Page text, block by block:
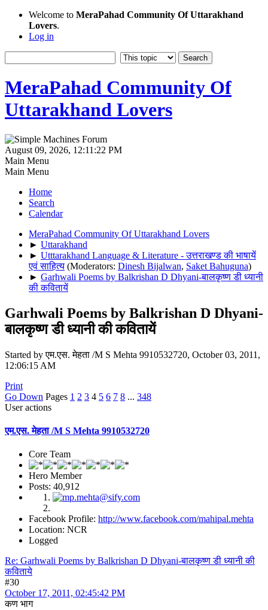
Welcome to MeraPahad Community Of Uttarakhand
Lovers.
Log in
MeraPahad Community Of
Uttarakhand Lovers
August 09, 2026, 12:11:22 PM
Main Menu
Main Menu
Home
Search
Calendar
MeraPahad Community Of Uttarakhand Lovers
► Uttarakhand
► Utttarakhand Language & Literature - उत्तराखण्ड की भाषायें
एवं साहित्य (Moderators: Dinesh Bijalwan, Saket Bahuguna)
► Garhwali Poems by Balkrishan D Dhyani-बालकृष्ण डी ध्यानी
की कवितायें
Garhwali Poems by Balkrishan D Dhyani-
बालकृष्ण डी ध्यानी की कवितायें
Started by एम.एस. मेहता /M S Mehta 9910532720, October 03, 2011,
12:06:15 AM
Print
Go Down Pages 1 2 3 4 5 6 7 8 ... 348
User actions
एम.एस. मेहता /M S Mehta 9910532720
Core Team
Hero Member
Posts: 40,912
Facebook Profile: http://www.facebook.com/mahipal.mehta
Location: NCR
Logged
Re: Garhwali Poems by Balkrishan D Dhyani-बालकृष्ण डी ध्यानी की
कविताये
#30
October 17, 2011, 02:45:42 PM
कण भाग